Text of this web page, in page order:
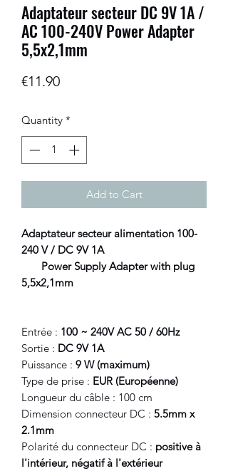
Adaptateur secteur DC 9V 1A /
AC 100-240V Power Adapter
5,5x2,1mm
€11.90Price
Quantity *
Add to Cart
Adaptateur secteur alimentation 100-
240 V / DC 9V 1A
Power Supply Adapter with plug
5,5x2,1mm
Entrée : 100 ~ 240V AC 50 / 60Hz
Sortie : DC 9V 1A
Puissance : 9 W (maximum)
Type de prise : EUR (Européenne)
Longueur du câble : 100 cm
Dimension connecteur DC : 5.5mm x
2.1mm
Polarité du connecteur DC : positive à
l'intérieur, négatif à l'extérieur